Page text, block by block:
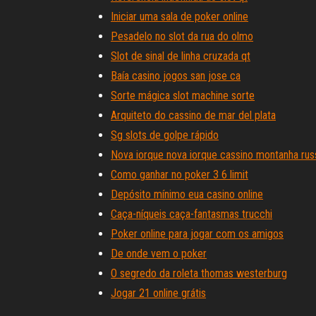
Iniciar uma sala de poker online
Pesadelo no slot da rua do olmo
Slot de sinal de linha cruzada qt
Baía casino jogos san jose ca
Sorte mágica slot machine sorte
Arquiteto do cassino de mar del plata
Sg slots de golpe rápido
Nova iorque nova iorque cassino montanha
Como ganhar no poker 3 6 limit
Depósito mínimo eua casino online
Caça-níqueis caça-fantasmas trucchi
Poker online para jogar com os amigos
De onde vem o poker
O segredo da roleta thomas westerburg
Jogar 21 online grátis